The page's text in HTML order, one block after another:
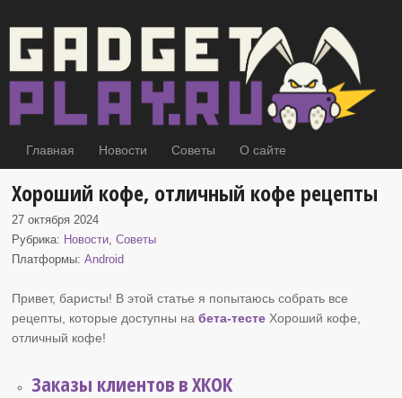
Главная Новости Советы О сайте
Хороший кофе, отличный кофе рецепты
27 октября 2024
Рубрика: Новости,Советы
Платформы:Android
Привет, баристы! В этой статье я попытаюсь собрать все
рецепты, которые доступны набета-тесте Хороший кофе
отличный кофе!
Заказы клиентов в ХКОК